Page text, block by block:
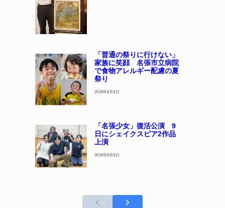
「普通の祭りに行けない」
家族に笑顔 名張市立病院
で食物アレルギー配慮の夏
祭り
2026年8月8日
「名張少女」復活公演 9
日にシェイクスピア2作品
上演
2026年8月8日